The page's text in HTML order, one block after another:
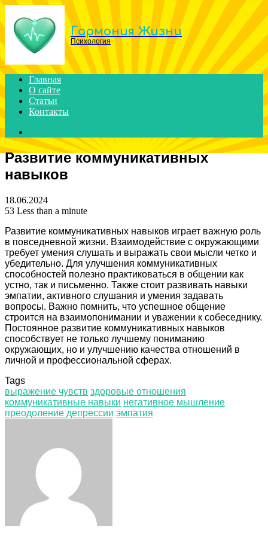
Menu
Гармония Жизни
Психология
Главная
О сайте
Статьи
Контакты
for
Развитие коммуникативных
навыков
18.06.2024
53 Less than a minute
Развитие коммуникативных навыков играет важную роль
в повседневной жизни. Взаимодействие с окружающими
требует умения слушать и выражать свои мысли четко и
убедительно. Для улучшения коммуникативных
способностей полезно практиковаться в общении как
устно, так и письменно. Также стоит развивать навыки
эмпатии, активного слушания и умения задавать
вопросы. Важно помнить, что успешное общение
строится на взаимопонимании и уважении к собеседнику.
Постоянное развитие коммуникативных навыков
способствует не только лучшему пониманию
окружающих, но и улучшению качества отношений в
личной и профессиональной сферах.
Tags
выражение чувств здоровые отношения
коммуникативные навыки негативное мышление
преодоление депрессии эмпатия